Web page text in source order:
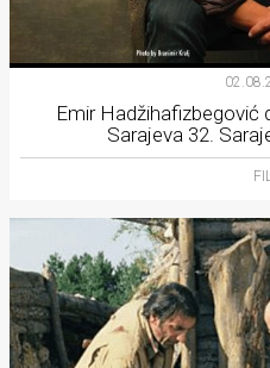
Emir
Sarajeva 32.